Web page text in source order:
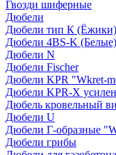
Гвозди шиферные
Дюбели
Дюбели тип К (Ёжики)
Дюбели 4BS-K (Белые)
Дюбели N
Дюбели Fischer
Дюбели KPR "Wkret-
Дюбели KPR-Х
Дюбель кровельный
Дюбели U
Дюбели Г-образные
Дюбели грибы